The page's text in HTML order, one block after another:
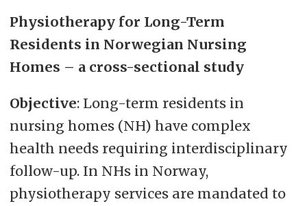
Physiotherapy for Long-Term
Residents in Norwegian Nursing
Homes – a cross-sectional study
Objective: Long-term residents in
nursing homes (NH) have complex
health needs requiring interdisciplinary
follow-up. In NHs in Norway,
physiotherapy services are mandated to